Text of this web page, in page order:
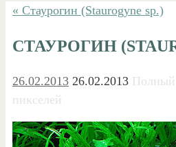
« Стаурогин (Staurogyne sp.)
СТАУРОГИН
26.02.2013 26.02.2013 Полный
пикселей